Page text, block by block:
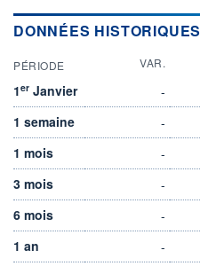
DONNÉES HISTORIQUES
PÉRIODE VAR.
1er Janvier -
1 semaine
-
1 mois
-
3 mois
-
6 mois
-
1 an
-